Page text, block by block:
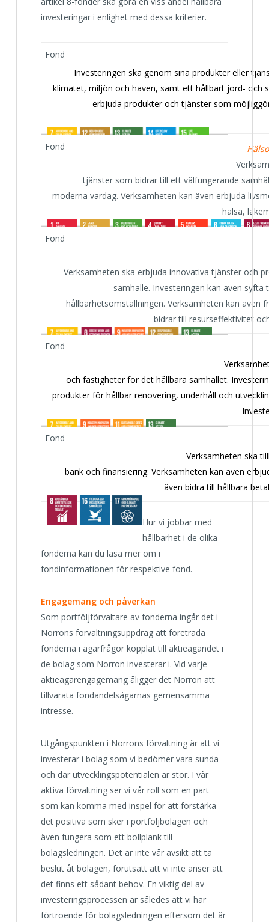
investeringar i enlighet med dessa kriterier.
Investeringen ska genom sina produkter eller
klimatet, miljön och haven, samt ett hållbart jord- och
erbjuda produkter och tjänster som
tjänster som bidrar till ett välfungerande
moderna vardag. Verksamheten kan även erbjuda
hälsa,
Verksamheten ska erbjuda innovativa tjänster och
samhälle. Investeringen kan även
hållbarhetsomställningen. Verksamheten kan
bidrar till resurseffektivitet
och fastigheter för det hållbara samhället.
produkter för hållbar renovering, underhåll och
Verksamheten ska
bank och finansiering. Verksamheten kan även
även bidra till hållbara
Hur vi jobbar med
hållbarhet i de olika
fonderna kan du läsa mer om i
fondinformationen för respektive fond.
Engagemang och påverkan
Som portföljförvaltare av fonderna ingår det i
Norrons förvaltningsuppdrag att företräda
fonderna i ägarfrågor kopplat till aktieägandet i
de bolag som Norron investerar i. Vid varje
aktieägarengagemang åligger det Norron att
tillvarata fondandelsägarnas gemensamma
intresse.
Utgångspunkten i Norrons förvaltning är att vi
investerar i bolag som vi bedömer vara sunda
och där utvecklingspotentialen är stor. I vår
aktiva förvaltning ser vi vår roll som en part
som kan komma med inspel för att förstärka
det positiva som sker i portföljbolagen och
även fungera som ett bollplank till
bolagsledningen. Det är inte vår avsikt att ta
beslut åt bolagen, förutsatt att vi inte anser att
det finns ett sådant behov. En viktig del av
investeringsprocessen är således att vi har
förtroende för bolagsledningen eftersom det är